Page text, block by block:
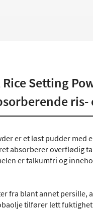
Setting
ris-
er et løst pudder
absorberer overflødig
er talkumfri og
fra blant annet persille,
tilfører lett